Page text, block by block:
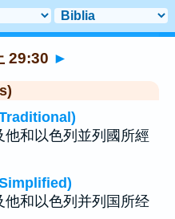
29:30 ►
和以色列並列國所經
和以色列并列国所经